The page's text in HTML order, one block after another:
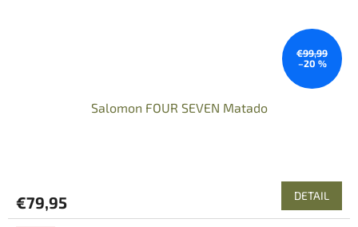
€99,99
–20 %
Salomon FOUR SEVEN Matado
€79,95 DETAIL